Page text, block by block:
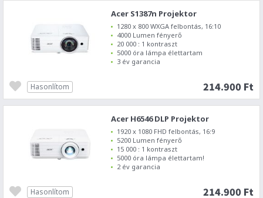
Acer S1387n Projektor
1280 x 800 WXGA felbontás, 16:10
4000 Lumen fényerő
20 000 : 1 kontraszt
5000 óra lámpa élettartam
3 év garancia
214.900 Ft
Hasonlítom
Acer H6546 DLP Projektor
1920 x 1080 FHD felbontás, 16:9
5200 Lumen fényerő
15 000 : 1 kontraszt
5000 óra lámpa élettartam!
2 év garancia
214.900 Ft
Hasonlítom